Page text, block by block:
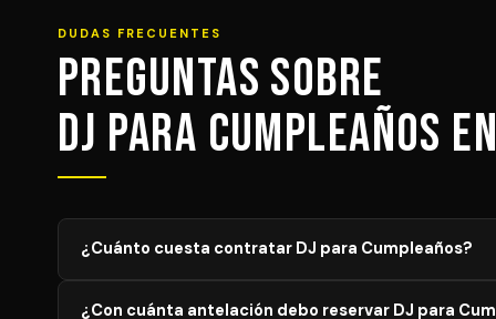
DUDAS FRECUENTES
Preguntas sobre
DJ para Cumpleaños
¿Cuánto cuesta contratar DJ para Cumpleaños?
¿Con cuánta antelación debo reservar DJ para